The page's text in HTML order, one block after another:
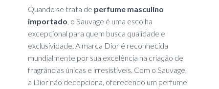
Quando se trata de perfume masculino
importado, o Sauvage é uma escolha
excepcional para quem busca qualidade e
exclusividade. A marca Dior é reconhecida
mundialmente por sua excelência na criação de
fragrâncias únicas e irresistíveis. Com o Sauvage,
a Dior não decepciona, oferecendo um perfume